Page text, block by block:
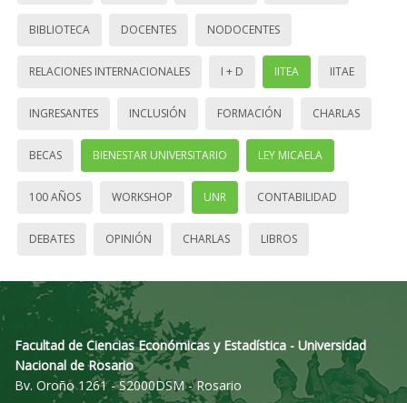
BIBLIOTECA DOCENTES NODOCENTES
RELACIONES INTERNACIONALES I + D IITEA IITAE
INGRESANTES INCLUSIÓN FORMACIÓN CHARLAS
BECAS BIENESTAR UNIVERSITARIO LEY MICAELA
100 AÑOS WORKSHOP UNR CONTABILIDAD
DEBATES OPINIÓN CHARLAS LIBROS
Facultad de Ciencias Económicas y Estadística - Universidad
Nacional de Rosario
Bv. Oroño 1261 - S2000DSM - Rosario